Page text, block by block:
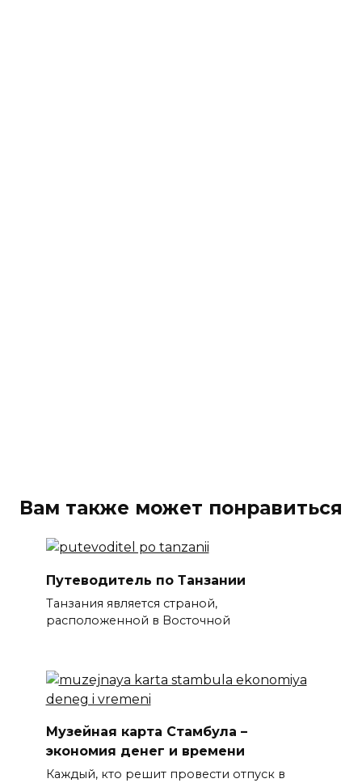
Вам также может понравиться
Путеводитель по Танзании
Танзания является страной,
расположенной в Восточной
Музейная карта Стамбула –
экономия денег и времени
Каждый, кто решит провести отпуск в